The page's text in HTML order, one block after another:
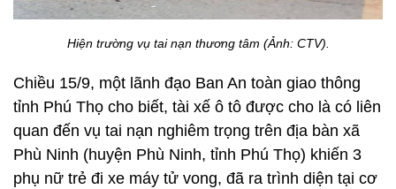
Hiện trường vụ tai nạn thương tâm (Ảnh: CTV).
Chiều 15/9, một lãnh đạo Ban An toàn giao thông
tỉnh Phú Thọ cho biết, tài xế ô tô được cho là có liên
quan đến vụ tai nạn nghiêm trọng trên địa bàn xã
Phù Ninh (huyện Phù Ninh, tỉnh Phú Thọ) khiến 3
phụ nữ trẻ đi xe máy tử vong, đã ra trình diện tại cơ